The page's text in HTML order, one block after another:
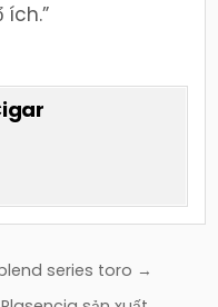
series toro →